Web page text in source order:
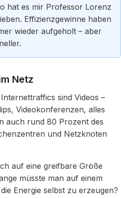
hat es mir Professor Lorenz
Effizienzgewinne haben
wieder aufgeholt – aber
Netz
sind Videos –
Videokonferenzen, alles
auch rund 80 Prozent des
und Netzknoten
auf eine greifbare Größe
müsste man auf einem
Energie selbst zu erzeugen?